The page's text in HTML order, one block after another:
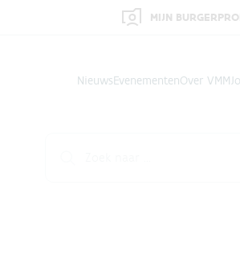
MIJN
NieuwsEvenementenOver VMM